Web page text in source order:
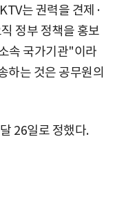
는 권력을 견제·
정부 정책을 홍보
속 국가기관"이라
하는 것은 공무원의
26일로 정했다.